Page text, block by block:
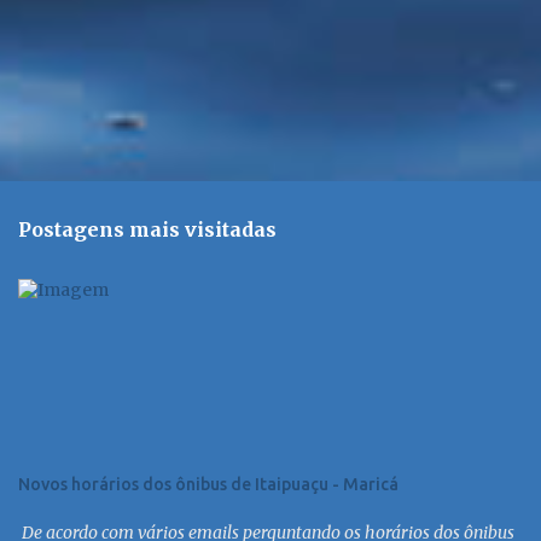
Postagens mais visitadas
Novos horários dos ônibus de Itaipuaçu - Maricá
De acordo com vários emails perguntando os horários dos ônibus